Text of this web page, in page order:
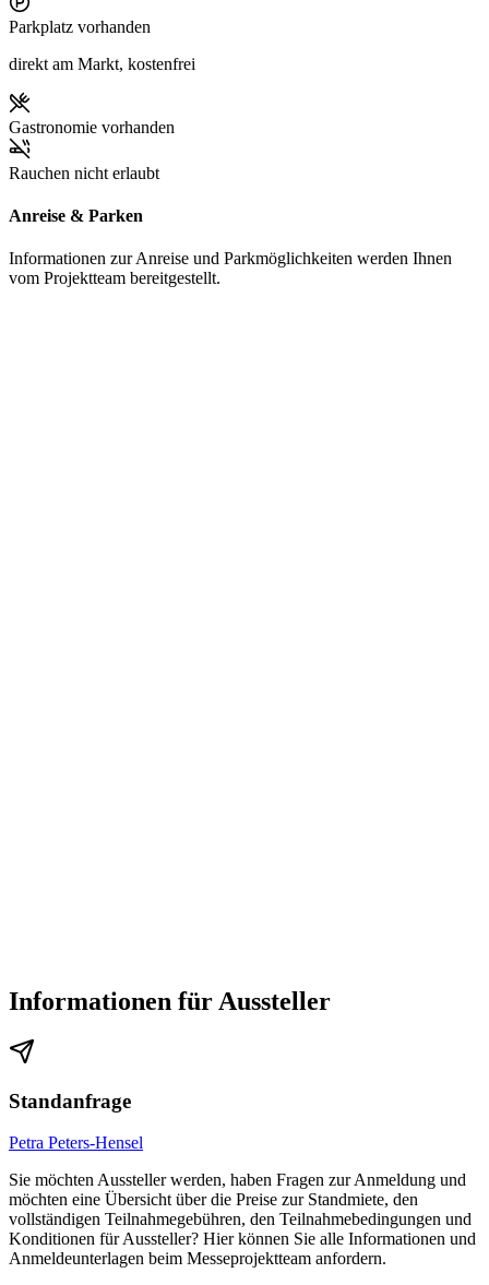
Parkplatz vorhanden
direkt am Markt, kostenfrei
Gastronomie vorhanden
Rauchen nicht erlaubt
Anreise & Parken
Informationen zur Anreise und Parkmöglichkeiten werden Ihnen
vom Projektteam bereitgestellt.
Informationen für Aussteller
Standanfrage
Petra Peters-Hensel
Sie möchten Aussteller werden, haben Fragen zur Anmeldung und
möchten eine Übersicht über die Preise zur Standmiete, den
vollständigen Teilnahmegebühren, den Teilnahmebedingungen und
Konditionen für Aussteller? Hier können Sie alle Informationen und
Anmeldeunterlagen beim Messeprojektteam anfordern.